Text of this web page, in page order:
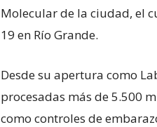
Molecular de la ciudad, el
19 en Río Grande.
Desde su apertura como
procesadas más de 5.500
como controles de